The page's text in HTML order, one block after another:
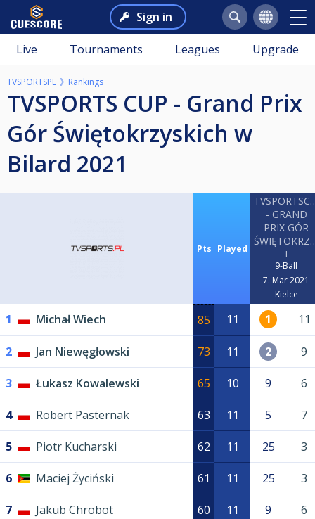
Sign in
Live Tournaments Leagues Upgrade
TVSPORTSPL Rankings
TVSPORTS CUP - Grand Prix
Gór Świętokrzyskich w
Bilard 2021
Pts Played
- GRAND
PRIX GÓR
I
9-Ball
7. Mar 2021
Kielce
1 Michał Wiech 85 11 1 11
2 Jan Niewęgłowski 73 11 2 9
3 Łukasz Kowalewski 65 10 9 6
4 Robert Pasternak 63 11 5 7
5 Piotr Kucharski 62 11 25 3
6 Maciej Życiński 61 11 25 3
7 Jakub Chrobot 60 11 9 6